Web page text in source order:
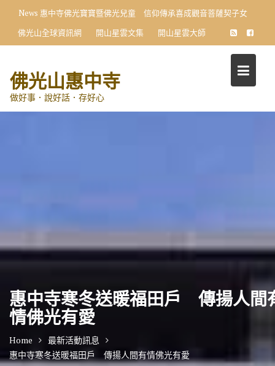
content
News向星雲大師學習 小學生首創〈十修歌〉藝術展
佛光山全球資訊網
開山星雲文集 開山星雲大師
佛光山惠中寺
做好事．說好話．存好心
惠中寺寒冬送暖福田戶 傳揚人間
情佛光有愛
Home
最新活動訊息
惠中寺寒冬送暖福田戶 傳揚人間有情佛光有愛